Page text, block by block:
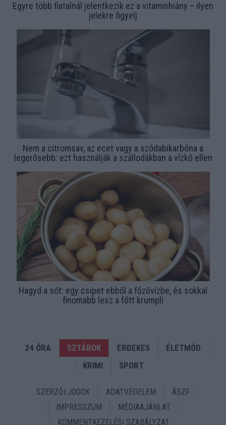
Egyre több fiatalnál jelentkezik ez a vitaminhiány – ilyen
jelekre figyelj
Nem a citromsav, az ecet vagy a szódabikarbóna a
legerősebb: ezt használják a szállodákban a vízkő ellen
Hagyd a sót: egy csipet ebből a főzővízbe, és sokkal
finomabb lesz a főtt krumpli
24 ÓRA SZTÁROK ÉRDEKES
ÉLETMÓD
KRIMI
SPORT
SZERZŐI JOGOK ADATVÉDELEM
ÁSZF
IMPRESSZUM
MÉDIAAJÁNLAT
KOMMENTKEZELÉSI SZABÁLYZAT